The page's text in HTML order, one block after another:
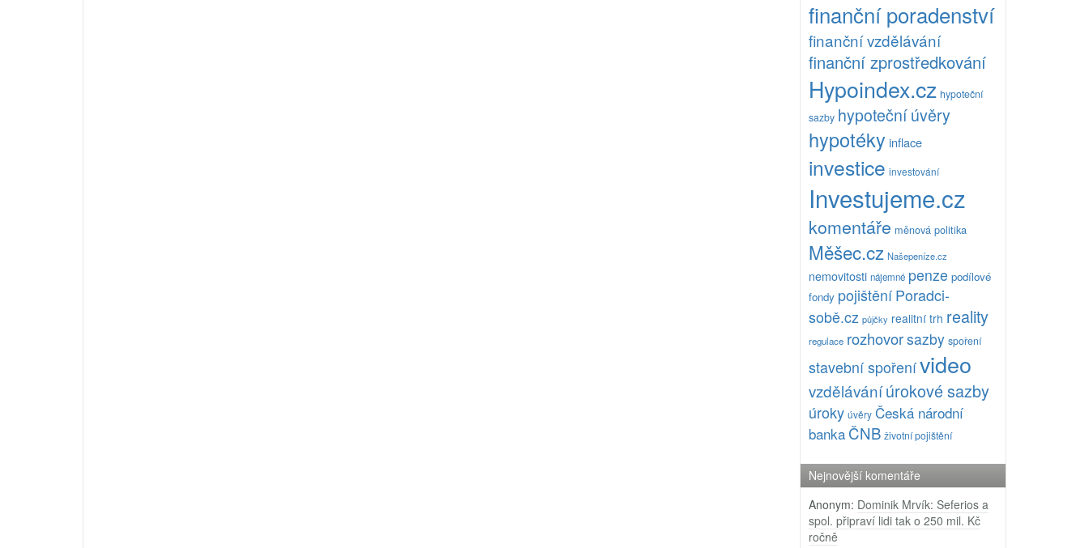
finanční poradenství
finanční vzdělávání
finanční zprostředkování
Hypoindex.cz hypoteční
sazby hypoteční úvěry
hypotéky inflace
investice investování
Investujeme.cz
komentáře měnová politika
Měšec.cz Našepeníze.cz
nemovitosti nájemné penze podílové
fondy pojištění Poradci-
sobě.cz půjčky realitní trh reality
regulace rozhovorsazby spoření
stavební spořenívideo
vzdělávání úrokové sazby
úroky úvěry Česká národní
banka ČNB životní pojištění
Nejnovější komentáře
Anonym: Dominik Mrvík: Seferios a
spol. připraví lidi tak o 250 mil. Kč
ročně